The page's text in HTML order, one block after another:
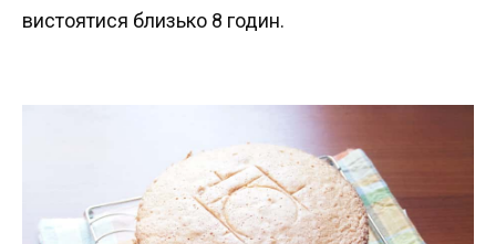
вистоятися близько 8 годин.